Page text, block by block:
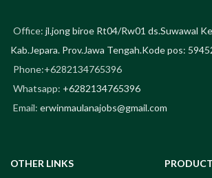
Office: jl.jong biroe Rt04/Rw01 ds.Suwawal
Kab.Jepara. Prov.Jawa Tengah.Kode pos:
Phone:+6282134765396
Whatsapp: +6282134765396
Email: erwinmaulanajobs@gmail.com
OTHER LINKS